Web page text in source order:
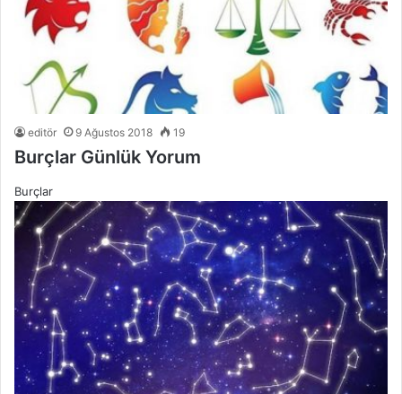
editör 9 Ağustos 2018 19
Burçlar Günlük Yorum
Burçlar